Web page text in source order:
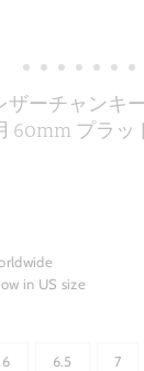
ーチャンキ
60mm プラ
in US size
6 6.5 7